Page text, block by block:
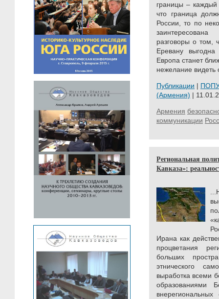
границы – каждый
что граница
России, то по
разговоры о том,
Еревану
Европа станет
нежелание видеть
Публикации |
(Армения) |
Армения
коммуникации
Региональная
Кавказа»:
Ирана как
процветания
больших
этнического
выработка всеми
образованиями